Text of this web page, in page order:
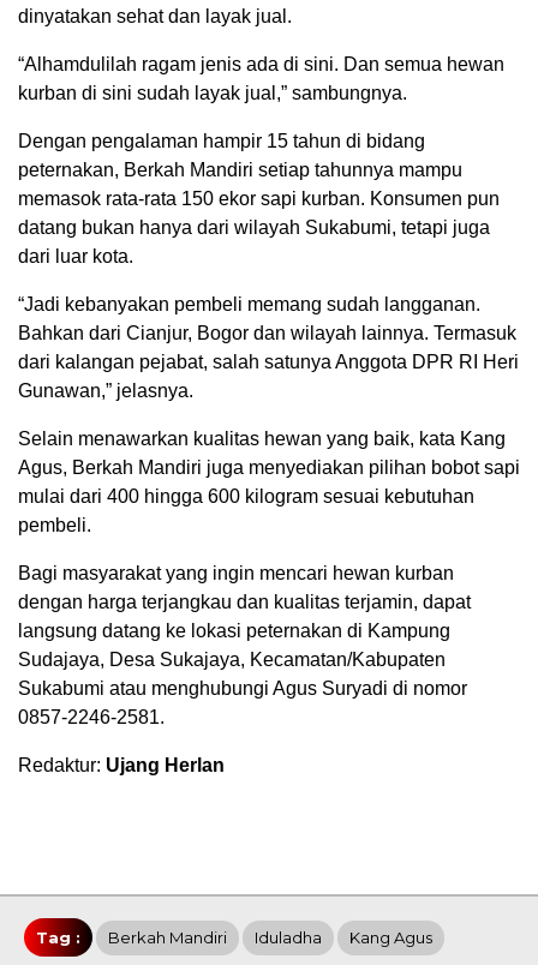
dinyatakan sehat dan layak jual.
“Alhamdulilah ragam jenis ada di sini. Dan semua hewan
kurban di sini sudah layak jual,” sambungnya.
Dengan pengalaman hampir 15 tahun di bidang
peternakan, Berkah Mandiri setiap tahunnya mampu
memasok rata-rata 150 ekor sapi kurban. Konsumen pun
datang bukan hanya dari wilayah Sukabumi, tetapi juga
dari luar kota.
“Jadi kebanyakan pembeli memang sudah langganan.
Bahkan dari Cianjur, Bogor dan wilayah lainnya. Termasuk
dari kalangan pejabat, salah satunya Anggota DPR RI Heri
Gunawan,” jelasnya.
Selain menawarkan kualitas hewan yang baik, kata Kang
Agus, Berkah Mandiri juga menyediakan pilihan bobot sapi
mulai dari 400 hingga 600 kilogram sesuai kebutuhan
pembeli.
Bagi masyarakat yang ingin mencari hewan kurban
dengan harga terjangkau dan kualitas terjamin, dapat
langsung datang ke lokasi peternakan di Kampung
Sudajaya, Desa Sukajaya, Kecamatan/Kabupaten
Sukabumi atau menghubungi Agus Suryadi di nomor
0857-2246-2581.
Redaktur: Ujang Herlan
Tag : Berkah Mandiri Iduladha Kang Agus